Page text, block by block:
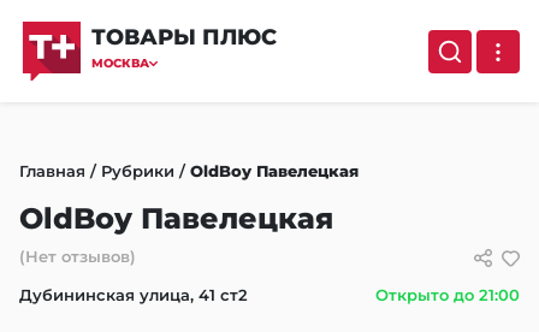
ТОВАРЫ ПЛЮС
МОСКВА
Главная / Рубрики /OldBoy Павелецкая
OldBoy Павелецкая
(Нет отзывов)
Дубининская улица, 41 ст2
Открыто до 21:00